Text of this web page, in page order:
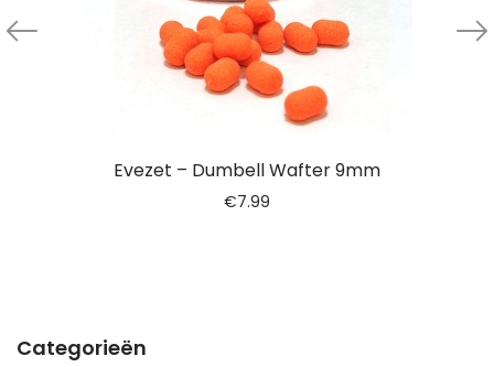
Evezet – Dumbell Wafter 9mm
€7.99
Categorieën